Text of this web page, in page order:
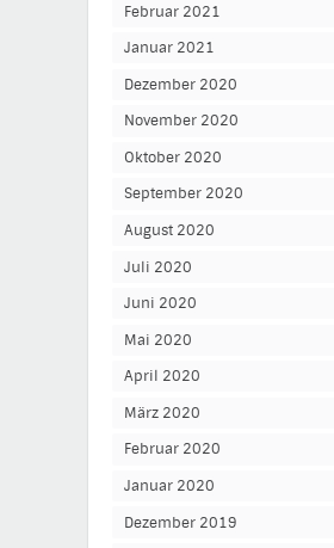
Februar 2021
Januar 2021
Dezember 2020
November 2020
Oktober 2020
September 2020
August 2020
Juli 2020
Juni 2020
Mai 2020
April 2020
März 2020
Februar 2020
Januar 2020
Dezember 2019